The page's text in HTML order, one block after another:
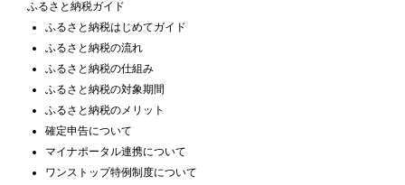
ふるさと納税ガイド
ふるさと納税はじめてガイド
ふるさと納税の流れ
ふるさと納税の仕組み
ふるさと納税の対象期間
ふるさと納税のメリット
確定申告について
マイナポータル連携について
ワンストップ特例制度について